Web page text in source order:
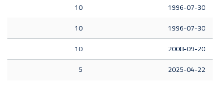
1996-07-30
10
1996-07-30
10
2008-09-20
10
2025-04-22
5